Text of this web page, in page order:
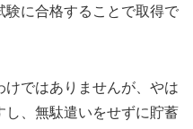
験に合格することで取得で
けではありませんが、やは
し、無駄遣いをせずに貯蓄